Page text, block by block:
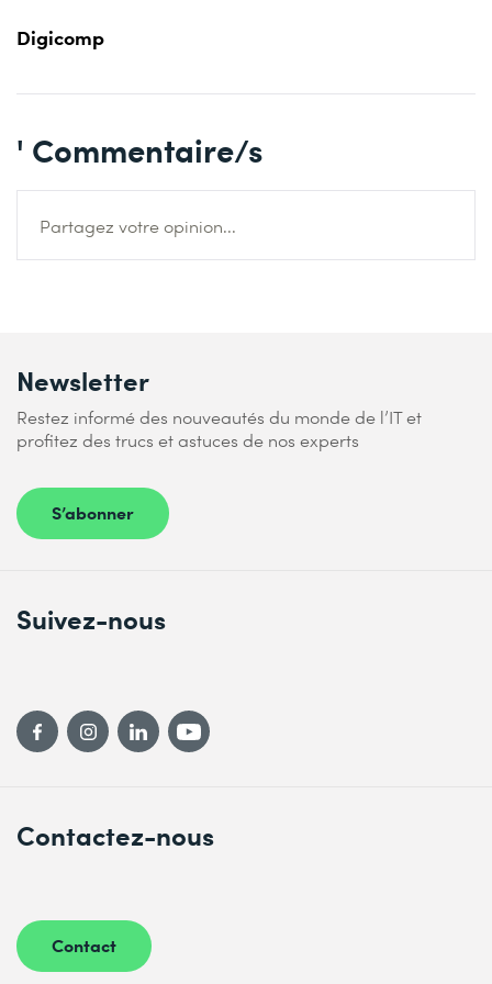
Digicomp
' Commentaire/s
Partagez votre opinion...
Newsletter
Restez informé des nouveautés du monde de l’IT et
profitez des trucs et astuces de nos experts
S’abonner
Contactez-nous
Contact
Suivez-nous